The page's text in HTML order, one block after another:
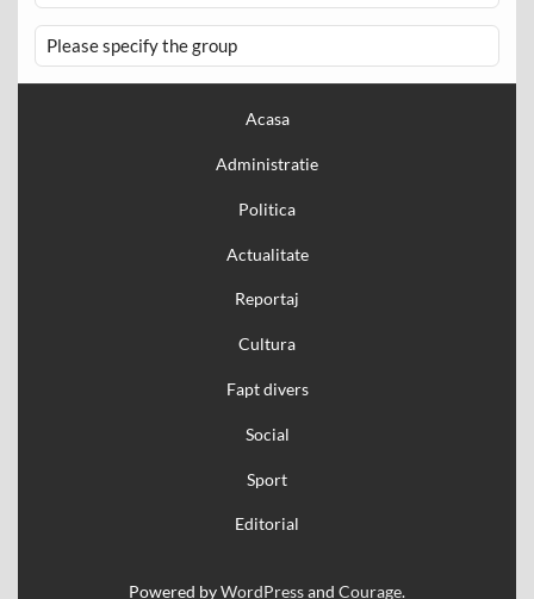
Please specify the group
Acasa
Administratie
Politica
Actualitate
Reportaj
Cultura
Fapt divers
Social
Sport
Editorial
Powered byWordPressand Courage.